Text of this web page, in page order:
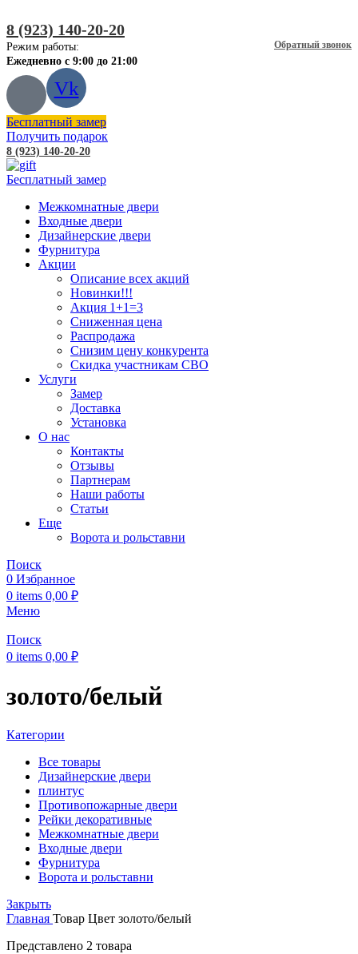
8 (923) 140-20-20
Обратный звонок
Режим работы:
Ежедневно с 9:00 до 21:00
Vk
Бесплатный замер
Получить подарок
8 (923) 140-20-20
Бесплатный замер
Межкомнатные двери
Входные двери
Дизайнерские двери
Фурнитура
Акции
Описание всех акций
Новинки!!!
Акция 1+1=3
Сниженная цена
Распродажа
Снизим цену конкурента
Скидка участникам СВО
Услуги
Замер
Доставка
Установка
О нас
Контакты
Отзывы
Партнерам
Наши работы
Статьи
Еще
Ворота и рольставни
Поиск
0 Избранное
0 items 0,00 ₽
Меню
Поиск
0 items 0,00 ₽
золото/белый
Категории
Все товары
Дизайнерские двери
плинтус
Противопожарные двери
Рейки декоративные
Межкомнатные двери
Входные двери
Фурнитура
Ворота и рольставни
Закрыть
Главная Товар Цвет золото/белый
Представлено 2 товара